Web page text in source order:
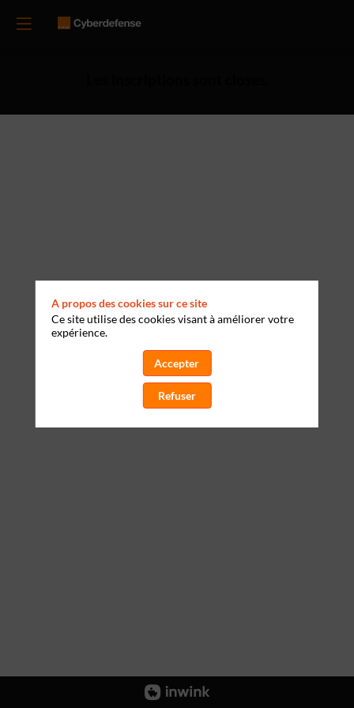
A propos des cookies sur ce site
Ce site utilise des cookies visant à améliorer votre
expérience.
Accepter
Refuser